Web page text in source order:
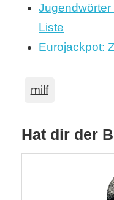
Liste
Eurojackpot:
milf
Hat dir der